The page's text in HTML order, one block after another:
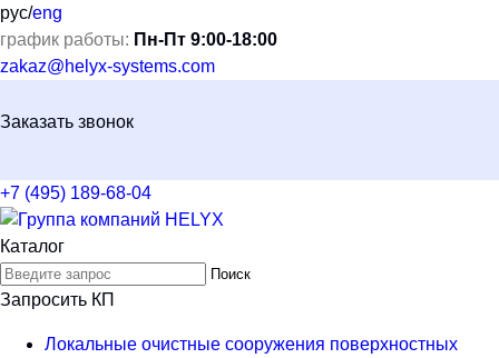
рус/eng
график работы: Пн-Пт 9:00-18:00
zakaz@helyx-systems.com
Заказать звонок
+7 (495) 189-68-04
Каталог
Поиск
Запросить КП
Локальные очистные сооружения поверхностных